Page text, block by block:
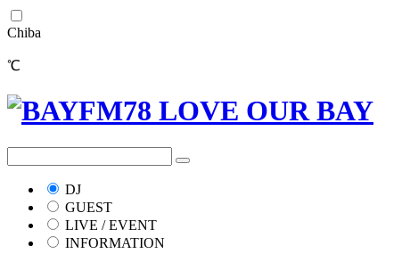
Chiba
℃
DJ
GUEST
LIVE / EVENT
INFORMATION